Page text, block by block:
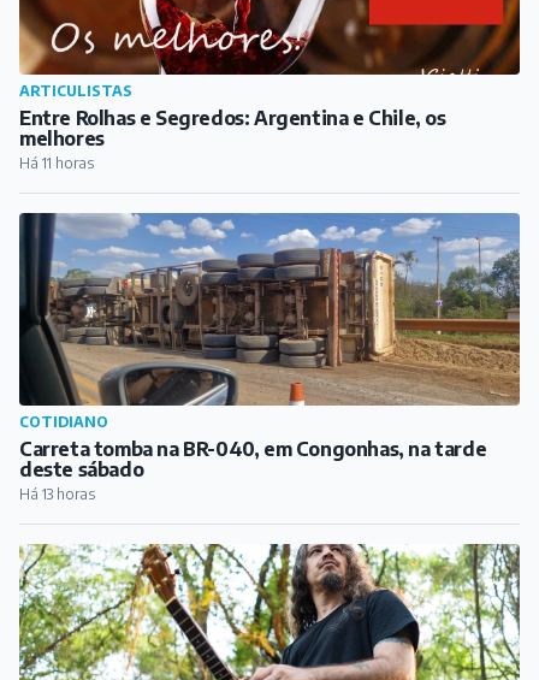
ARTICULISTAS
Entre Rolhas e Segredos: Argentina e Chile, os
melhores
Há 11 horas
COTIDIANO
Carreta tomba na BR-040, em Congonhas, na tarde
deste sábado
Há 13 horas